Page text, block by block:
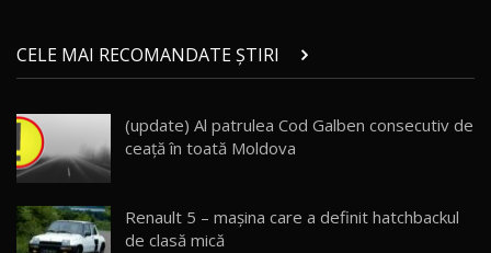
21
Micul BYD Dolphin Surf / Test Drive
AutoBlog.MD
16:59
22
Noua Mazda 6e / Test Drive AutoBlog.MD
26:59
23
Lynk & Co 01 / Test Drive AutoBlog.MD
25:19
CELE MAI RECOMANDATE ȘTIRI
(update) Al patrulea Cod Galben consecutiv de
ceață în toată Moldova
Renault 5 – mașina care a definit hatchbackul
de clasă mică